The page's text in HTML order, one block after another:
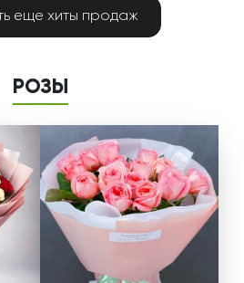
еще хиты продаж
РОЗЫ